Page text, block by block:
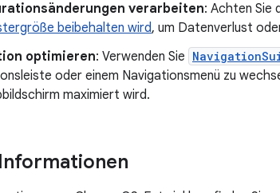
verarbeiten: Achten Sie
beibehalten wird, um Datenverlust
optimieren: Verwenden Sie
oder einem Navigationsmenü zu
maximiert wird.